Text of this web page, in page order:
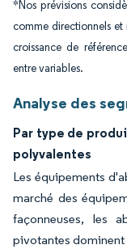
*Nos prévisions
comme directionnels
croissance de
entre variables.
Analyse des
Par type de
polyvalentes
Les équipements
marché des
façonneuses, les
pivotantes dominent